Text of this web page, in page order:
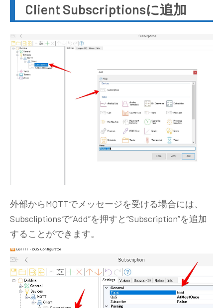
Client Subscriptionsに追加
外部からMQTTでメッセージを受ける場合には、
Subscliptionsで”Add”を押すと”Subscription”を追加
することができます。